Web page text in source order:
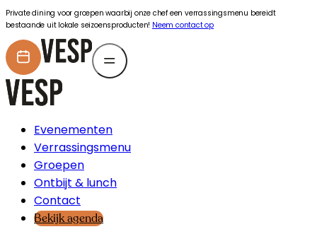
Private dining voor groepen waarbij onze chef een verrassingsmenu bereidt
bestaande uit lokale seizoensproducten! Neem contact op
Evenementen
Verrassingsmenu
Groepen
Ontbijt & lunch
Contact
Bekijk agenda